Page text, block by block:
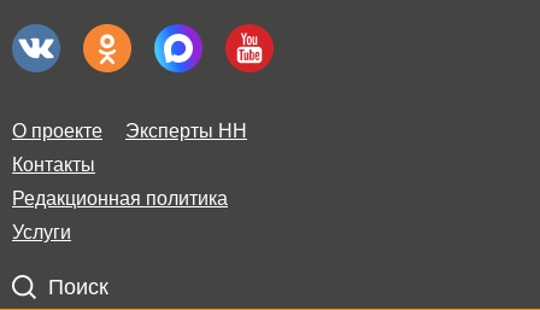
О проекте
Эксперты НН
Контакты
Редакционная политика
Услуги
Поиск